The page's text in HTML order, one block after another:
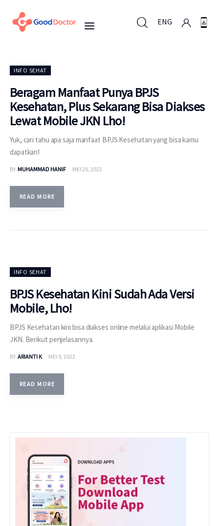
ENG
Untuk Bisnis
Untuk Anda
Berita
Layanan
INFO SEHAT
Beragam Manfaat Punya BPJS
Kesehatan, Plus Sekarang Bisa Diakses
Lewat Mobile JKN Lho!
Yuk, cari tahu apa saja manfaat BPJS Kesehatan yang bisa kamu
dapatkan!
BY MUHAMMAD HANIF MEI 20, 2022
READ MORE
INFO SEHAT
BPJS Kesehatan Kini Sudah Ada Versi
Mobile, Lho!
BPJS Kesehatan kini bisa diakses online melalui aplikasi Mobile
JKN. Berikut penjelasannya.
BY ARIANTI K MEI 9, 2022
READ MORE